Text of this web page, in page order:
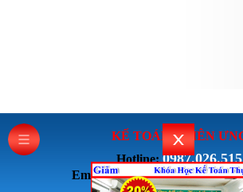
KẾ TOÁN THIÊN
Hotline:0987.026.515
Email: